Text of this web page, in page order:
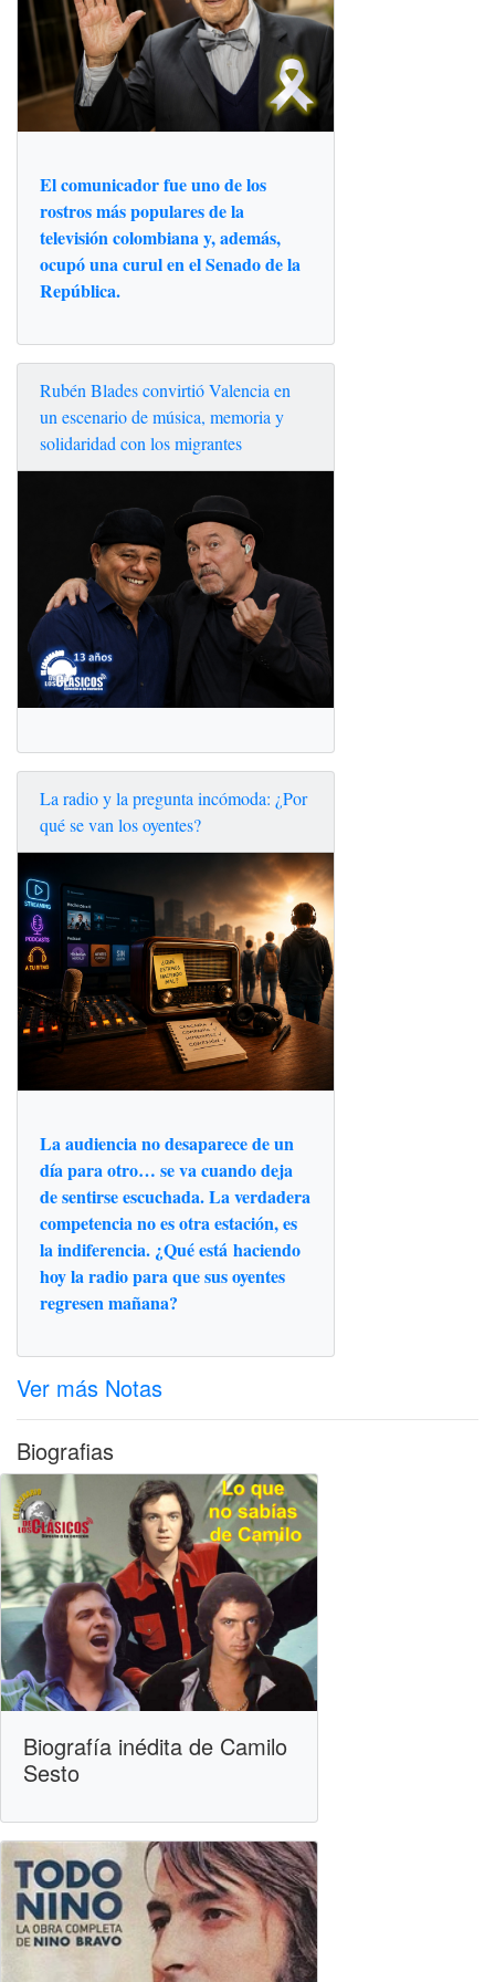
El comunicador fue uno de los
rostros más populares de la
televisión colombiana y, además,
ocupó una curul en el Senado de la
República.
Rubén Blades convirtió Valencia en
un escenario de música, memoria y
solidaridad con los migrantes
La radio y la pregunta incómoda: ¿Por
qué se van los oyentes?
La audiencia no desaparece de un
día para otro… se va cuando deja
de sentirse escuchada. La verdadera
competencia no es otra estación, es
la indiferencia. ¿Qué está haciendo
hoy la radio para que sus oyentes
regresen mañana?
Ver más Notas
Biografias
Biografía inédita de Camilo
Sesto